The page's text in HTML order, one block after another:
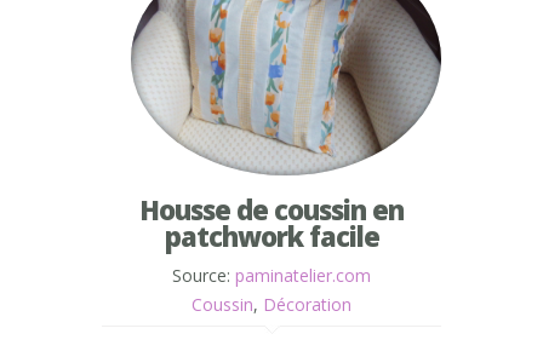
Housse de coussin en
patchwork facile
Source: paminatelier.com
Coussin, Décoration